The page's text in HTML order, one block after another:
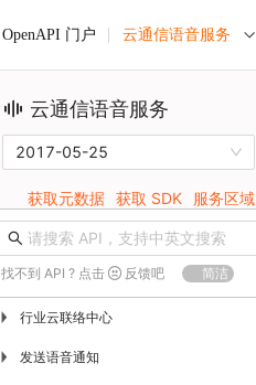
OpenAPI 门户 云通信语音服务
云通信语音服务
2017-05-25
获取元数据 获取 SDK 服务区域
找不到 API ? 点击 反馈吧 简洁
▶ 行业云联络中心
▶ 发送语音通知